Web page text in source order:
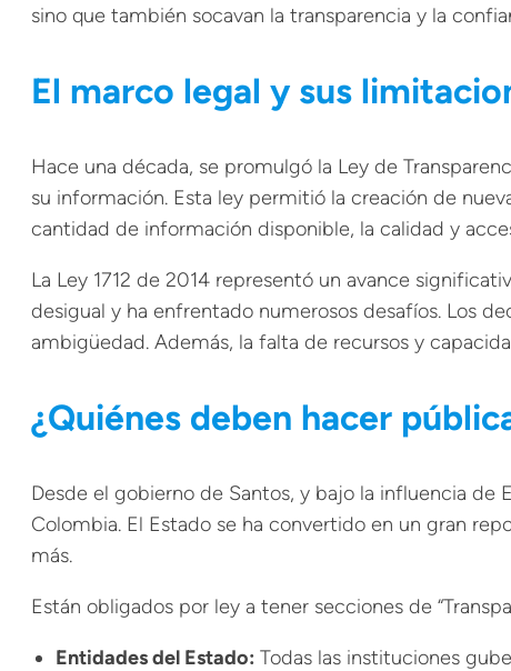
sino que también socavan la transparencia y la
El marco legal y sus
Hace una década, se promulgó la Ley de
su información. Esta ley permitió la creación de
cantidad de información disponible, la calidad y
La Ley 1712 de 2014 representó un avance
desigual y ha enfrentado numerosos desafíos. Los
ambigüedad. Además, la falta de recursos y
¿Quiénes deben hacer
Desde el gobierno de Santos, y bajo la influencia de
Colombia. El Estado se ha convertido en un gran
más.
Están obligados por ley a tener secciones de
Entidades del Estado: Todas las instituciones